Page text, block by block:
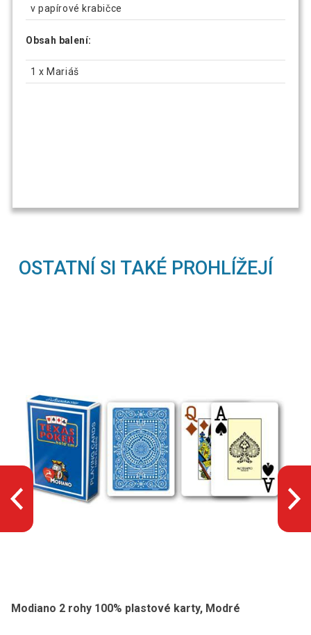
v papírové krabičce
Obsah balení:
1 x Mariáš
OSTATNÍ SI TAKÉ PROHLÍŽEJÍ
Modiano 2 rohy 100% plastové karty, Modré